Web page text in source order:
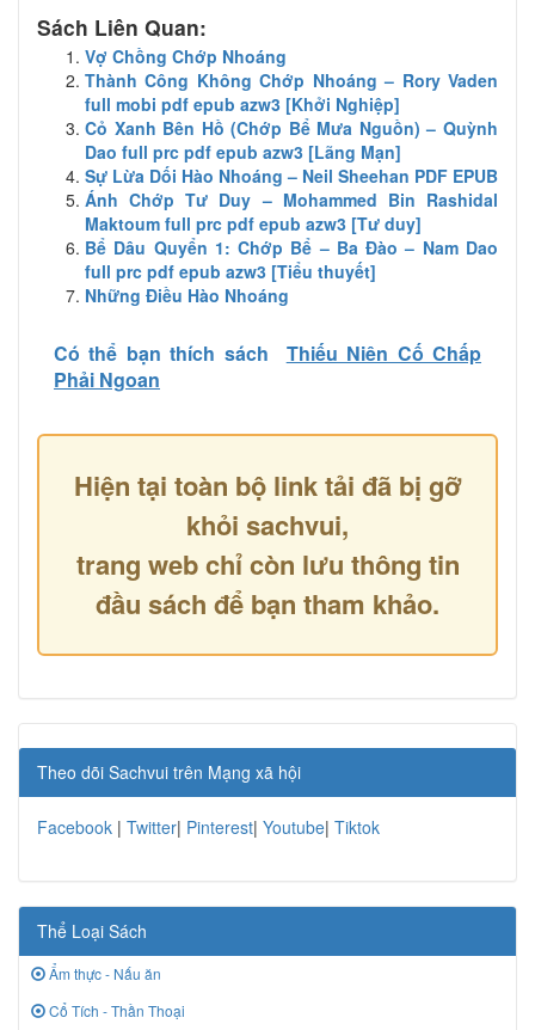
Sách Liên Quan:
Vợ Chồng Chớp Nhoáng
Thành Công Không Chớp Nhoáng – Rory Vaden
full mobi pdf epub azw3 [Khởi Nghiệp]
Cỏ Xanh Bên Hồ (Chớp Bể Mưa Nguồn) – Quỳnh
Dao full prc pdf epub azw3 [Lãng Mạn]
Sự Lừa Dối Hào Nhoáng – Neil Sheehan PDF EPUB
Ánh Chớp Tư Duy – Mohammed Bin Rashidal
Maktoum full prc pdf epub azw3 [Tư duy]
Bể Dâu Quyển 1: Chớp Bể – Ba Đào – Nam Dao
full prc pdf epub azw3 [Tiểu thuyết]
Những Điều Hào Nhoáng
Có thể bạn thích sách
Thiếu Niên Cố Chấp
Phải Ngoan
Hiện tại toàn bộ link tải đã bị gỡ
khỏi sachvui,
trang web chỉ còn lưu thông tin
đầu sách để bạn tham khảo.
Theo dõi Sachvui trên Mạng xã hội
Facebook | Twitter| Pinterest| Youtube| Tiktok
Thể Loại Sách
Ẩm thực - Nấu ăn
Cổ Tích - Thần Thoại